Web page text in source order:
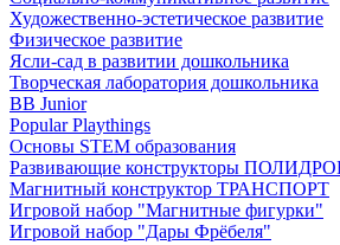
Художественно-эстетическое развитие
Физическое развитие
Ясли-сад в развитии дошкольника
Творческая лаборатория дошкольника
BB Junior
Popular Playthings
Основы STEM образования
Развивающие конструкторы
Магнитный конструктор ТРАНСПОРТ
Игровой набор "Магнитные фигурки"
Игровой набор "Дары Фрёбеля"